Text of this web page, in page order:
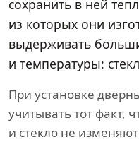
сохранить в ней
из которых они
выдерживать
и температуры:
При установке
учитывать тот факт,
и стекло не